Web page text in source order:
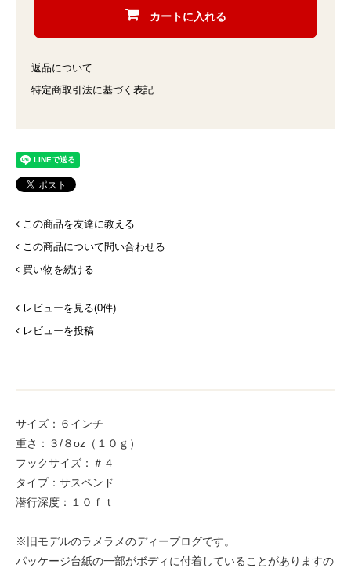
カートに入れる
返品について
特定商取引法に基づく表記
この商品を友達に教える
この商品について問い合わせる
買い物を続ける
レビューを見る(0件)
レビューを投稿
サイズ：６インチ
重さ：３/８oz（１０ｇ）
フックサイズ：＃４
タイプ：サスペンド
潜行深度：１０ｆｔ
※旧モデルのラメラメのディープログです。
パッケージ台紙の一部がボディに付着していることがありますの